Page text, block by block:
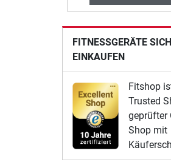
FITNESSGERÄTE
EINKAUFEN
Fitshop
Trusted
geprüfter
Shop mit